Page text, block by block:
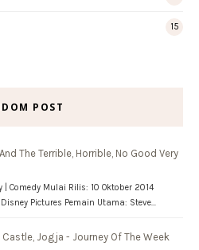
15
POST
The Terrible, Horrible, No Good Very
Comedy Mulai Rilis: 10 Oktober 2014
Pictures Pemain Utama: Steve…
Jogja - Journey Of The Week